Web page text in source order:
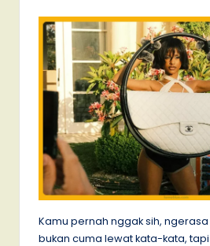
Kamu pernah nggak sih,
bukan cuma lewat kata-kata,